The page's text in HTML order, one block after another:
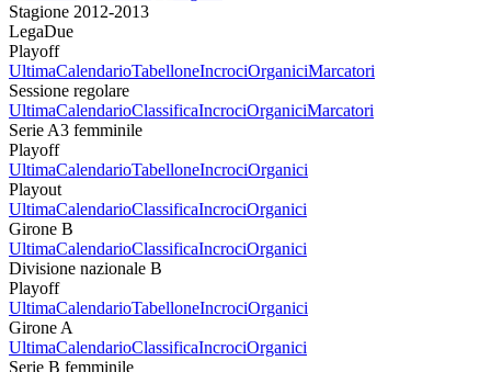
Stagione 2012-2013
LegaDue
Playoff
UltimaCalendarioTabelloneIncrociOrganiciMarcatori
Sessione regolare
UltimaCalendarioClassificaIncrociOrganiciMarcatori
Serie A3 femminile
Playoff
UltimaCalendarioTabelloneIncrociOrganici
Playout
UltimaCalendarioClassificaIncrociOrganici
Girone B
UltimaCalendarioClassificaIncrociOrganici
Divisione nazionale B
Playoff
UltimaCalendarioTabelloneIncrociOrganici
Girone A
UltimaCalendarioClassificaIncrociOrganici
Serie B femminile